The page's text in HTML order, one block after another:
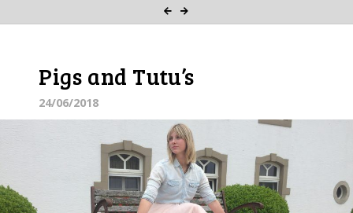
Pigs and Tutu’s
24/06/2018